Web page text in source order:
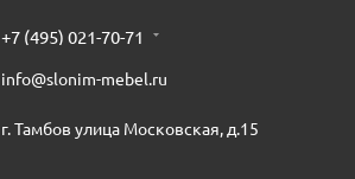
+7 (495) 021-70-71
info@slonim-mebel.ru
г. Тамбов улица Московская, д.15